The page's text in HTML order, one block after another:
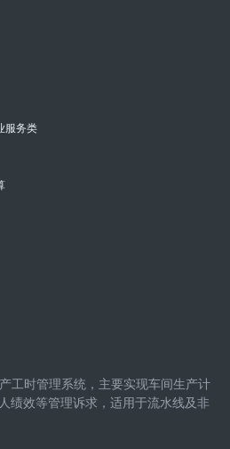
服务类
工时管理系统，主要实现车间生产计
绩效等管理诉求，适用于流水线及非